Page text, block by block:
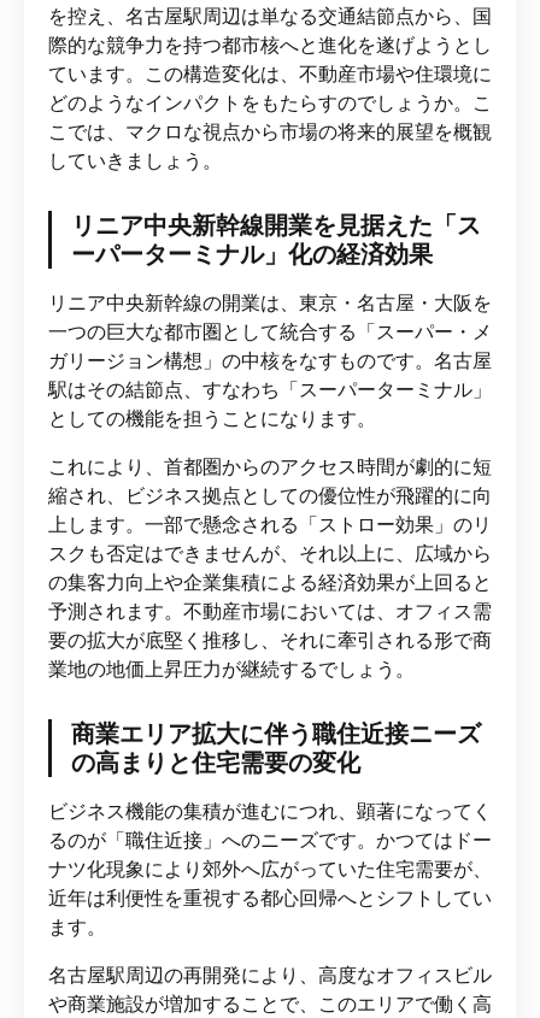
を控え、名古屋駅周辺は単なる交通結節点から、国
際的な競争力を持つ都市核へと進化を遂げようとし
ています。この構造変化は、不動産市場や住環境に
どのようなインパクトをもたらすのでしょうか。こ
こでは、マクロな視点から市場の将来的展望を概観
していきましょう。
リニア中央新幹線開業を見据えた「ス
ーパーターミナル」化の経済効果
リニア中央新幹線の開業は、東京・名古屋・大阪を
一つの巨大な都市圏として統合する「スーパー・メ
ガリージョン構想」の中核をなすものです。名古屋
駅はその結節点、すなわち「スーパーターミナル」
としての機能を担うことになります。
これにより、首都圏からのアクセス時間が劇的に短
縮され、ビジネス拠点としての優位性が飛躍的に向
上します。一部で懸念される「ストロー効果」のリ
スクも否定はできませんが、それ以上に、広域から
の集客力向上や企業集積による経済効果が上回ると
予測されます。不動産市場においては、オフィス需
要の拡大が底堅く推移し、それに牽引される形で商
業地の地価上昇圧力が継続するでしょう。
商業エリア拡大に伴う職住近接ニーズ
の高まりと住宅需要の変化
ビジネス機能の集積が進むにつれ、顕著になってく
るのが「職住近接」へのニーズです。かつてはドー
ナツ化現象により郊外へ広がっていた住宅需要が、
近年は利便性を重視する都心回帰へとシフトしてい
ます。
名古屋駅周辺の再開発により、高度なオフィスビル
や商業施設が増加することで、このエリアで働く高